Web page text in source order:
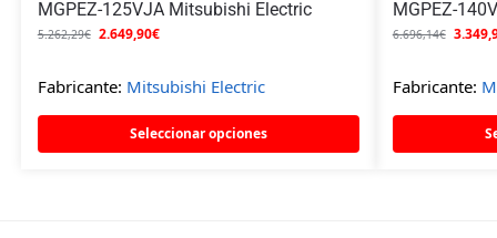
MGPEZ-125VJA Mitsubishi Electric
5.262,29€ 2.649,90€
Fabricante: Mitsubishi Electric
Seleccionar opciones
MGPEZ-
6.696,14€
Fabricante: